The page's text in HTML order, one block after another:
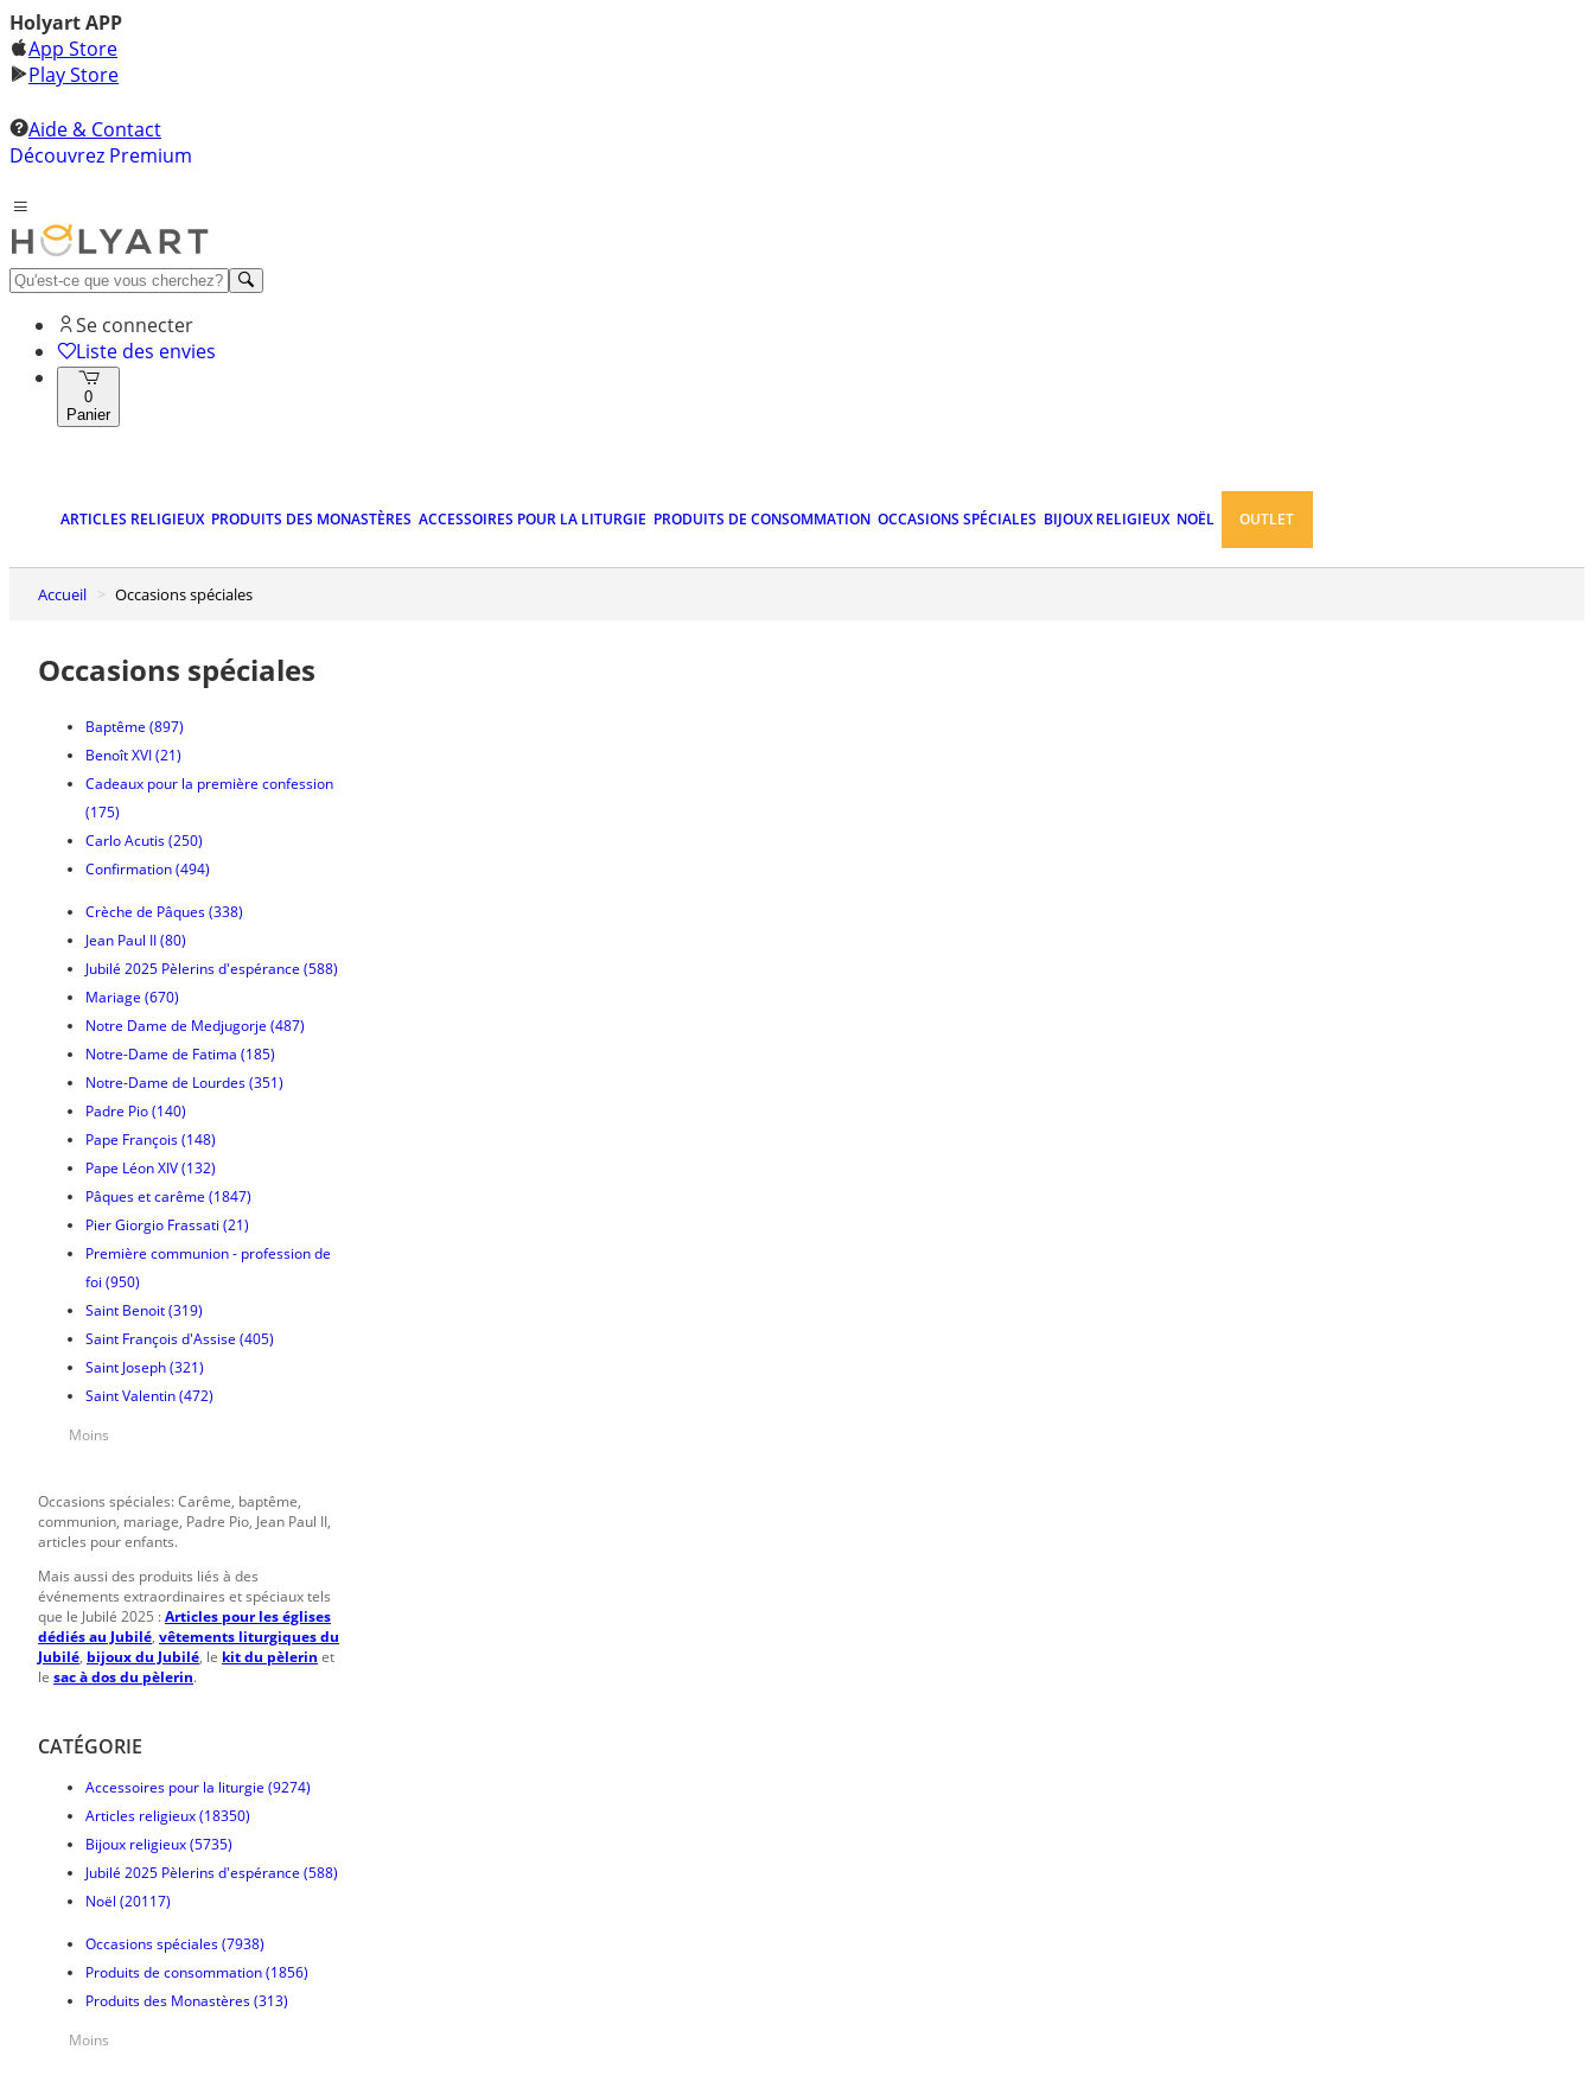
Holyart APP
App Store
Play Store
Aide & Contact
Découvrez Premium
Se connecter
Liste des envies
0
Panier
ARTICLES RELIGIEUX PRODUITS DES MONASTÈRES ACCESSOIRES POUR LA LITURGIE PRODUITS DE CONSOMMATION OCCASIONS SPÉCIALES BIJOUX RELIGIEUX NOËL OUTLET
Accueil Occasions spéciales
Occasions spéciales
Baptême (897)
Benoît XVI(21)
Cadeaux pour la première confession
(175)
Carlo Acutis(250)
Confirmation(494)
Crèche de Pâques(338)
Jean Paul II(80)
Jubilé 2025 Pèlerins d'espérance (588)
Mariage (670)
Notre Dame de Medjugorje (487)
Notre-Dame de Fatima (185)
Notre-Dame de Lourdes(351)
Padre Pio(140)
Pape François(148)
Pape Léon XIV(132)
Pâques et carême (1847)
Pier Giorgio Frassati (21)
Première communion - profession de
foi (950)
Saint Benoit(319)
Saint François d'Assise (405)
Saint Joseph(321)
Saint Valentin(472)
Moins
Occasions spéciales: Carême, baptême,
communion, mariage, Padre Pio, Jean Paul II,
articles pour enfants.
Mais aussi des produits liés à des
événements extraordinaires et spéciaux tels
que le Jubilé 2025 :Articles pour les églises
dédiés au Jubilé, vêtements liturgiques du
Jubilé, bijoux du Jubilé, le kit du pèlerin et
le sac à dos du pèlerin.
CATÉGORIE
Accessoires pour la liturgie (9274)
Articles religieux(18350)
Bijoux religieux(5735)
Jubilé 2025 Pèlerins d'espérance (588)
Noël (20117)
Occasions spéciales(7938)
Produits de consommation(1856)
Produits des Monastères(313)
Moins